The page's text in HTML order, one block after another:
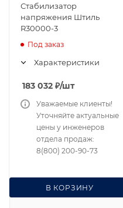
Стабилизатор
напряжения Штиль
R30000-3
Под заказ
Характеристики
183 032 ₽/шт
В КОРЗИНУ
Уважаемые клиенты!
Уточняйте актуальные
цены у инженеров
отдела продаж:
8(800) 200-90-73